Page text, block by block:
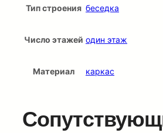
Тип строения беседка
Число этажей один этаж
Материал каркас